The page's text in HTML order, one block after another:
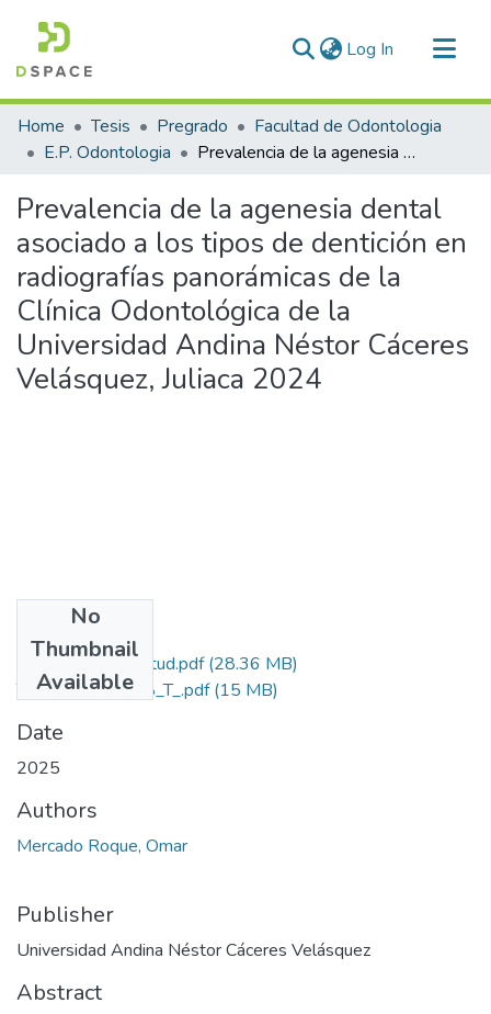
Log In (current)
Communities & Collections
All of DSpace
Home Tesis Pregrado
Facultad de Odontologia
E.P. Odontologia
Prevalencia de la agenesia dental asociado a los tipos de dentición en radiografías panorámicas de la Clínica Odontológica de la Universidad Andina Néstor Cáceres Velásquez, Juliaca 2024
Prevalencia de la agenesia dental
asociado a los tipos de dentición en
radiografías panorámicas de la
Clínica Odontológica de la
Universidad Andina Néstor Cáceres
Velásquez, Juliaca 2024
No
Thumbnail
Available
Grado de Similitud.pdf(28.36 MB)
T036_45653808_T_.pdf(15 MB)
Date
2025
Authors
Mercado Roque, Omar
Publisher
Universidad Andina Néstor Cáceres Velásquez
Abstract